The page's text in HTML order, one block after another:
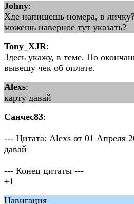
Johny:
Хде напишешь номера, в
можешь наверное тут указать?
Tony_XJR:
Здесь укажу, в теме. По
вывешу чек об оплате.
Alexs:
карту давай
Санчес83:
--- Цитата: Alexs от 01 Апреля
давай
--- Конец цитаты ---
+1
Навигация